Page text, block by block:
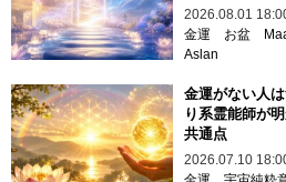
2026.08.01
金運
お盆
Aslan
金運がない人
り系霊能師が
共通点
2026.07.10